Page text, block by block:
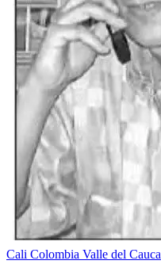
Cali Colombia Valle del Cauca